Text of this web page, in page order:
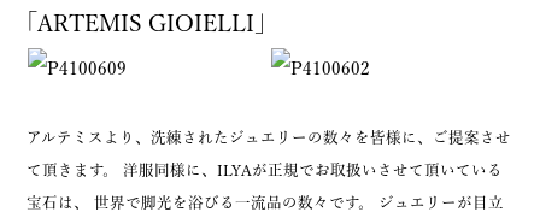
｢ARTEMIS GIOIELLI｣
アルテミスより、洗練されたジュエリーの数々を皆様に、ご提案させ
て頂きます。 洋服同様に、ILYAが正規でお取扱いさせて頂いている
宝石は、 世界で脚光を浴びる一流品の数々です。 ジュエリーが目立